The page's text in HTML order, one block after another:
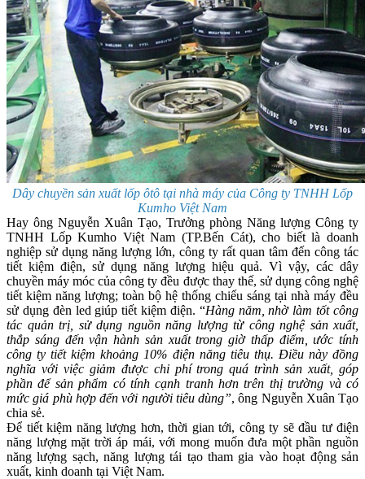
Dây chuyền sản xuất lốp ôtô tại nhà máy của Công ty TNHH Lốp
Kumho Việt Nam
Hay ông Nguyễn Xuân Tạo, Trưởng phòng Năng lượng Công ty
TNHH Lốp Kumho Việt Nam (TP.Bến Cát), cho biết là doanh
nghiệp sử dụng năng lượng lớn, công ty rất quan tâm đến công tác
tiết kiệm điện, sử dụng năng lượng hiệu quả. Vì vậy, các dây
chuyền máy móc của công ty đều được thay thế, sử dụng công nghệ
tiết kiệm năng lượng; toàn bộ hệ thống chiếu sáng tại nhà máy đều
sử dụng đèn led giúp tiết kiệm điện. “Hàng năm, nhờ làm tốt công
tác quản trị, sử dụng nguồn năng lượng từ công nghệ sản xuất,
thắp sáng đến vận hành sản xuất trong giờ thấp điểm, ước tính
công ty tiết kiệm khoảng 10% điện năng tiêu thụ. Điều này đồng
nghĩa với việc giảm được chi phí trong quá trình sản xuất, góp
phần để sản phẩm có tính cạnh tranh hơn trên thị trường và có
mức giá phù hợp đến với người tiêu dùng”, ông Nguyễn Xuân Tạo
chia sẻ.
Để tiết kiệm năng lượng hơn, thời gian tới, công ty sẽ đầu tư điện
năng lượng mặt trời áp mái, với mong muốn đưa một phần nguồn
năng lượng sạch, năng lượng tái tạo tham gia vào hoạt động sản
xuất, kinh doanh tại Việt Nam.